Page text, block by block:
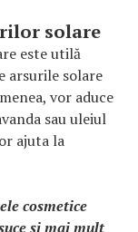
solare
este utilă
arsurile solare
vor aduce
sau uleiul
ajuta la
cosmetice
şi mai mult